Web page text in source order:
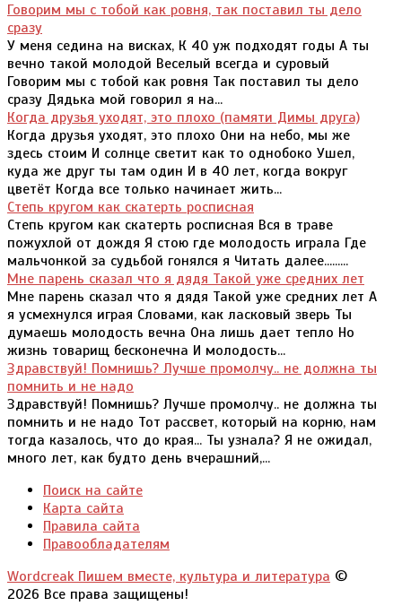
Говорим мы с тобой как ровня, так поставил ты дело
сразу
У меня седина на висках, К 40 уж подходят годы А ты
вечно такой молодой Веселый всегда и суровый
Говорим мы с тобой как ровня Так поставил ты дело
сразу Дядька мой говорил я на...
Когда друзья уходят, это плохо (памяти Димы друга)
Когда друзья уходят, это плохо Они на небо, мы же
здесь стоим И солнце светит как то однобоко Ушел,
куда же друг ты там один И в 40 лет, когда вокруг
цветёт Когда все только начинает жить...
Степь кругом как скатерть росписная
Степь кругом как скатерть росписная Вся в траве
пожухлой от дождя Я стою где молодость играла Где
мальчонкой за судьбой гонялся я Читать далее.........
Мне парень сказал что я дядя Такой уже средних лет
Мне парень сказал что я дядя Такой уже средних лет А
я усмехнулся играя Словами, как ласковый зверь Ты
думаешь молодость вечна Она лишь дает тепло Но
жизнь товарищ бесконечна И молодость...
Здравствуй! Помнишь? Лучше промолчу.. не должна ты
помнить и не надо
Здравствуй! Помнишь? Лучше промолчу.. не должна ты
помнить и не надо Тот рассвет, который на корню, нам
тогда казалось, что до края... Ты узнала? Я не ожидал,
много лет, как будто день вчерашний,...
Поиск на сайте
Карта сайта
Правила сайта
Правообладателям
Wordcreak Пишем вместе, культура и литература ©
2026 Все права защищены!